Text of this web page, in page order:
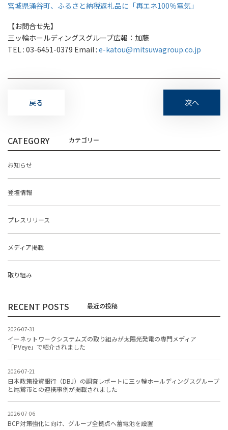
宮城県涌谷町、ふるさと納税返礼品に「再エネ100％電気」
【お問合せ先】
三ッ輪ホールディングスグループ広報：加藤
TEL : 03-6451-0379 Email : e-katou@mitsuwagroup.co.jp
戻る 次へ
CATEGORY
お知らせ
登壇情報
プレスリリース
メディア掲載
取り組み
RECENT POSTS
2026-07-31
イーネットワークシステムズの取り組みが太陽光発電の専門メディア
「PVeye」で紹介されました
2026-07-21
日本政策投資銀行（DBJ）の調査レポートに三ッ輪ホールディングスグループ
と尾鷲市との連携事例が掲載されました
2026-07-06
BCP対策強化に向け、グループ全拠点へ蓄電池を設置